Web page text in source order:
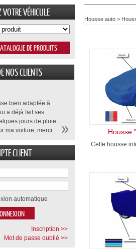
Housse auto >
Housse
Cette housse
VOTRE VÉHICULE
NOS CLIENTS
bien adaptée à
a déjà fait ses
jours de pluie.
ma voiture, merci.
CLIENT
automatique
Inscription >>
Mot de passe oublié >>